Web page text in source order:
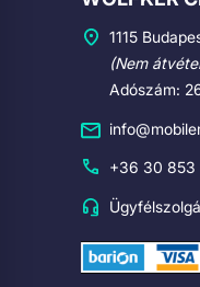
1115
(Nem
Adószám:
+36 30 853